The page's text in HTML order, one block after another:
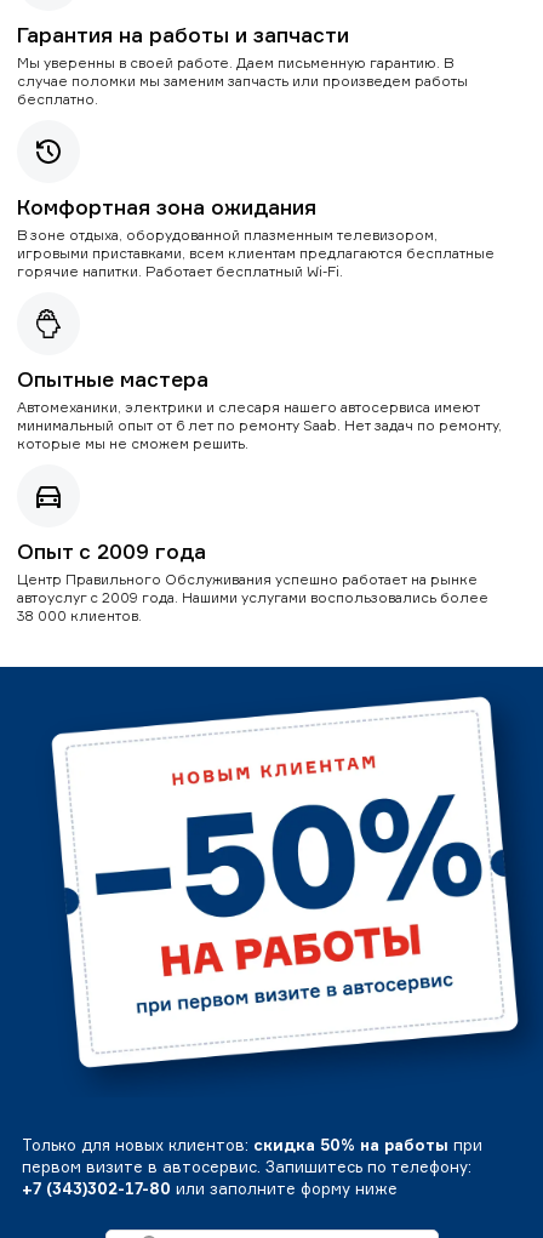
Гарантия на работы и запчасти
Мы уверенны в своей работе. Даем письменную гарантию. В
случае поломки мы заменим запчасть или произведем работы
бесплатно.
Комфортная зона ожидания
В зоне отдыха, оборудованной плазменным телевизором,
игровыми приставками, всем клиентам предлагаются бесплатные
горячие напитки. Работает бесплатный Wi-Fi.
Опытные мастера
Автомеханики, электрики и слесаря нашего автосервиса имеют
минимальный опыт от 6 лет по ремонту Saab. Нет задач по ремонту,
которые мы не сможем решить.
Опыт с 2009 года
Центр Правильного Обслуживания успешно работает на рынке
автоуслуг с 2009 года. Нашими услугами воспользовались более
38 000 клиентов.
Только для новых клиентов: скидка 50% на работы при
первом визите в автосервис. Запишитесь по телефону:
+7 (343)302-17-80 или заполните форму ниже